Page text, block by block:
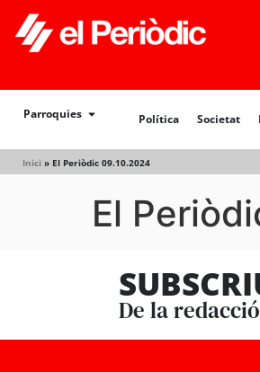
Parroquies Política Societat
Inici » El Periòdic 09.10.2024
Política Societat
El
De la